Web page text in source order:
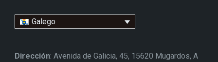
Galego
Dirección: Avenida de Galicia, 45, 15620 Mugardos, A